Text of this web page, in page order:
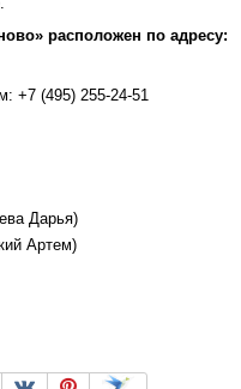
расположен по адресу:
+7 (495) 255-24-51
Дарья)
Артем)